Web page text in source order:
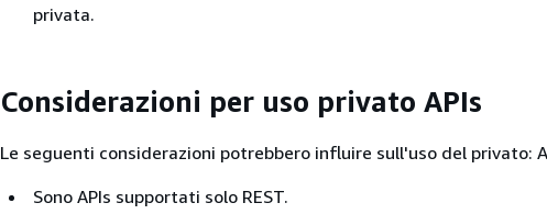
privata.
Considerazioni per uso privato APIs
Le seguenti considerazioni potrebbero influire sull'uso del privato:
Sono APIs supportati solo REST.